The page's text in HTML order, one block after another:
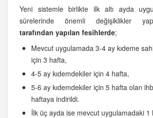
Yeni sistemle birlikte ilk altı ayda
sürelerinde önemli değişiklikler
tarafından yapılan fesihlerde;
Mevcut uygulamada 3-4 ay kıdeme
için 3 hafta,
4-5 ay kıdemdekiler için 4 hafta,
5-6 ay kıdemdekiler için 5 hafta olan
haftaya indirildi.
İlk üç ayda ise mevcut uygulamadaki 1